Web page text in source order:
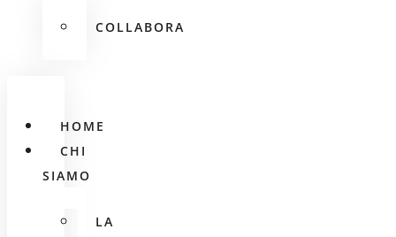
COLLABORA
HOME
CHI
SIAMO
LA